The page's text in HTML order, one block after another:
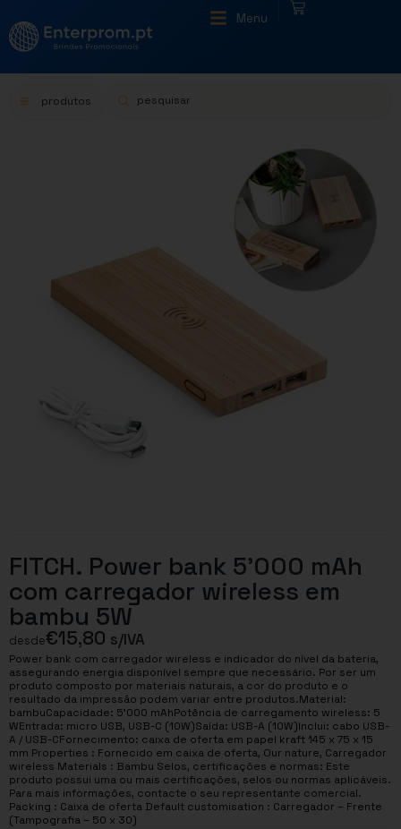
Menu
produtos
FITCH. Power bank 5’000 mAh
com carregador wireless em
bambu 5W
desde€15,80 s/IVA
Power bank com carregador wireless e indicador do nível da bateria,
assegurando energia disponível sempre que necessário. Por ser um
produto composto por materiais naturais, a cor do produto e o
resultado da impressão podem variar entre produtos.Material:
bambuCapacidade: 5’000 mAhPotência de carregamento wireless: 5
WEntrada: micro USB, USB-C (10W)Saída: USB-A (10W)Inclui: cabo USB-
A / USB-CFornecimento: caixa de oferta em papel kraft 145 x 75 x 15
mm Properties : Fornecido em caixa de oferta, Our nature, Carregador
wireless Materials : Bambu Selos, certificações e normas: Este
produto possui uma ou mais certificações, selos ou normas aplicáveis.
Para mais informações, contacte o seu representante comercial.
Packing : Caixa de oferta Default customisation : Carregador – Frente
(Tampografia – 50 x 30)